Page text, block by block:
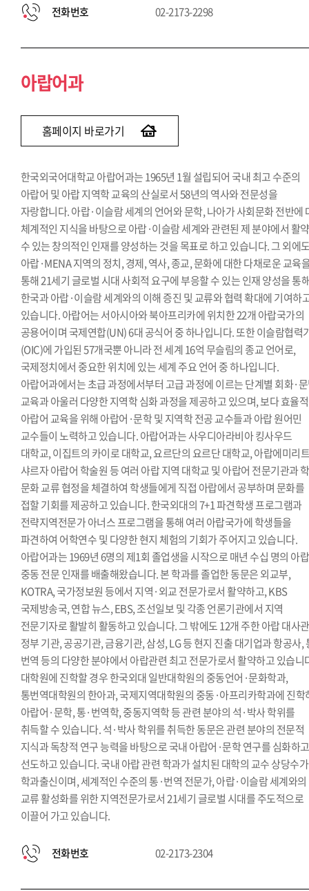
전화번호 02-2173-2298
아랍어과
홈페이지 바로가기
한국외국어대학교 아랍어과는 1965년 1월 설립되어 국내 최고 수준의
아랍어 및 아랍 지역학 교육의 산실로서 58년의 역사와 전문성을
자랑합니다. 아랍·이슬람 세계의 언어와 문학, 나아가 사회문화 전반에
체계적인 지식을 바탕으로 아랍·이슬람 세계와 관련된 제 분야에서 활
수 있는 창의적인 인재를 양성하는 것을 목표로 하고 있습니다. 그 외에
아랍·MENA 지역의 정치, 경제, 역사, 종교, 문화에 대한 다채로운 교육
통해 21세기 글로벌 시대 사회적 요구에 부응할 수 있는 인재 양성을 통
한국과 아랍·이슬람 세계와의 이해 증진 및 교류와 협력 확대에 기여하
있습니다. 아랍어는 서아시아와 북아프리카에 위치한 22개 아랍국가의
공용어이며 국제연합(UN) 6대 공식어 중 하나입니다. 또한 이슬람협력
(OIC)에 가입된 57개국뿐 아니라 전 세계 16억 무슬림의 종교 언어로,
국제정치에서 중요한 위치에 있는 세계 주요 언어 중 하나입니다.
아랍어과에서는 초급 과정에서부터 고급 과정에 이르는 단계별 회화·
교육과 아울러 다양한 지역학 심화 과정을 제공하고 있으며, 보다 효율
아랍어 교육을 위해 아랍어·문학 및 지역학 전공 교수들과 아랍 원어민
교수들이 노력하고 있습니다. 아랍어과는 사우디아라비아 킹사우드
대학교, 이집트의 카이로 대학교, 요르단의 요르단 대학교, 아랍에미리
샤르자 아랍어 학술원 등 여러 아랍 지역 대학교 및 아랍어 전문기관과
문화 교류 협정을 체결하여 학생들에게 직접 아랍에서 공부하며 문화를
접할 기회를 제공하고 있습니다. 한국외대의 7+1 파견학생 프로그램과
전략지역전문가 아너스 프로그램을 통해 여러 아랍국가에 학생들을
파견하여 어학연수 및 다양한 현지 체험의 기회가 주어지고 있습니다.
아랍어과는 1969년 6명의 제1회 졸업생을 시작으로 매년 수십 명의 아
중동 전문 인재를 배출해왔습니다. 본 학과를 졸업한 동문은 외교부,
KOTRA, 국가정보원 등에서 지역·외교 전문가로서 활약하고, KBS
국제방송국, 연합 뉴스, EBS, 조선일보 및 각종 언론기관에서 지역
전문기자로 활발히 활동하고 있습니다. 그 밖에도 12개 주한 아랍 대사
정부 기관, 공공기관, 금융기관, 삼성, LG 등 현지 진출 대기업과 항공사,
번역 등의 다양한 분야에서 아랍관련 최고 전문가로서 활약하고 있습니
대학원에 진학할 경우 한국외대 일반대학원의 중동언어·문화학과,
통번역대학원의 한아과, 국제지역대학원의 중동·아프리카학과에 진학
아랍어·문학, 통·번역학, 중동지역학 등 관련 분야의 석·박사 학위를
취득할 수 있습니다. 석·박사 학위를 취득한 동문은 관련 분야의 전문적
지식과 독창적 연구 능력을 바탕으로 국내 아랍어·문학 연구를 심화하고
선도하고 있습니다. 국내 아랍 관련 학과가 설치된 대학의 교수 상당수
학과출신이며, 세계적인 수준의 통·번역 전문가, 아랍·이슬람 세계와의
교류 활성화를 위한 지역전문가로서 21세기 글로벌 시대를 주도적으로
이끌어 가고 있습니다.
전화번호 02-2173-2304